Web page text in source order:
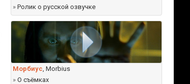
» Ролик о русской озвучке
Морбиус, Morbius
» О съёмках